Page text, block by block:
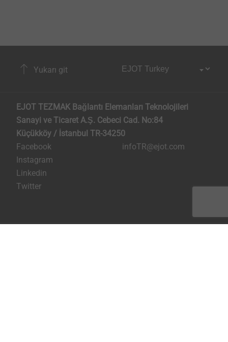
Yukarı git
EJOT TEZMAK Bağlantı Elemanları Teknolojileri
Sanayi ve Ticaret A.Ş. Cebeci Cad. No:84
Küçükköy / İstanbul TR-34250
Facebook
Instagram
Linkedin
Twitter
infoTR@ejot.com